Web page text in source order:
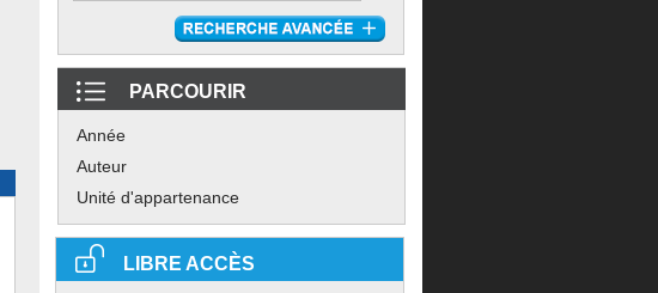
PARCOURIR
Année
Auteur
Unité d'appartenance
LIBRE ACCÈS